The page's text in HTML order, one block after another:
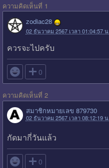
ความคิดเห็นที่ 1
zodiac28
02 ธันวาคม 2567 เวลา 01:04:57 น.
ควรจะไปครับ
 0
ความคิดเห็นที่ 2
สมาชิกหมายเลข 879730
02 ธันวาคม 2567 เวลา 08:12:19 น.
กัดมากี่วันแล้ว
 0